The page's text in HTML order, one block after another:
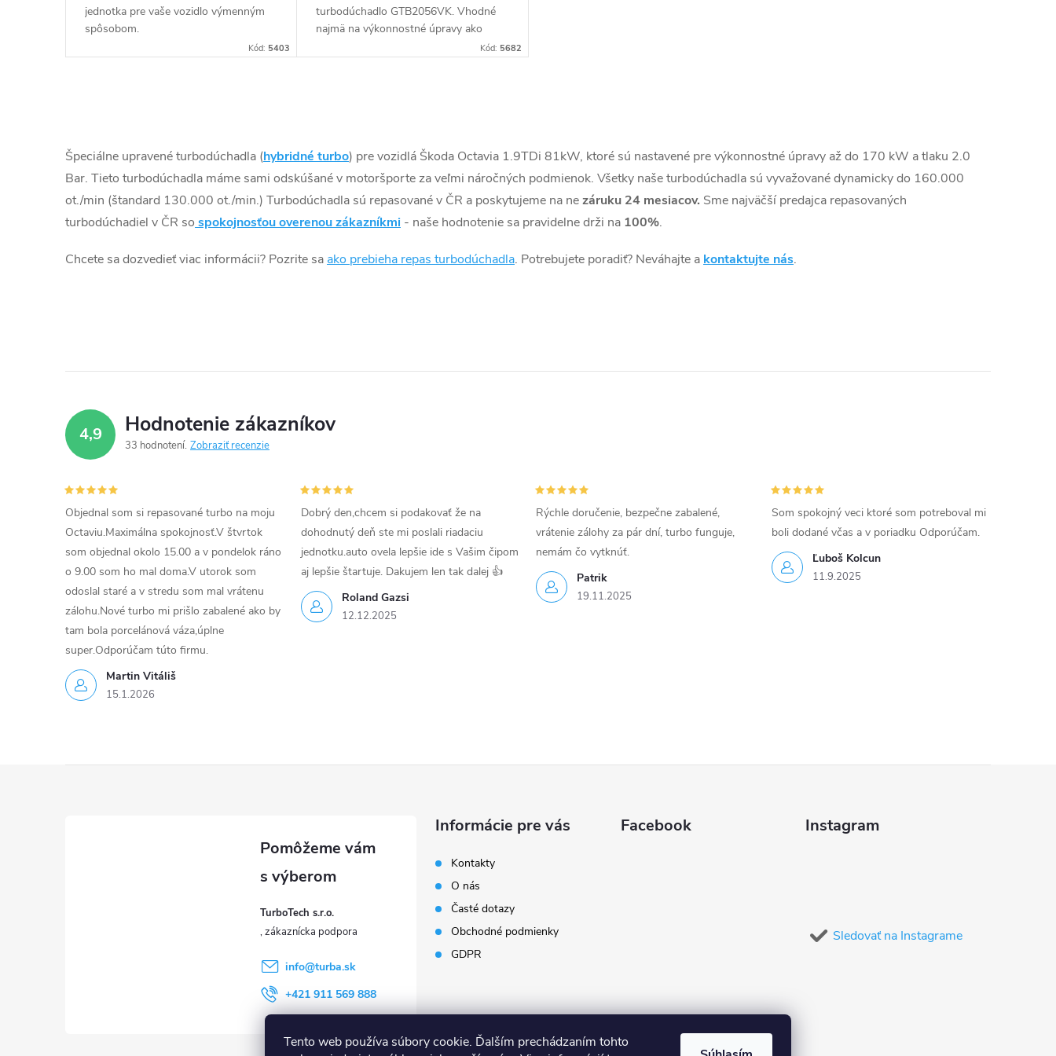
Tento web používa súbory cookie. Ďalším prechádzaním tohto
jednotka pre vaše vozidlo výmenným
spôsobom.
Kód: 5403
turbodúchadlo GTB2056VK. Vhodné
najmä na výkonnostné úpravy ako
Kód: 5682
v
l
á
a
e
r
v
k
y
v
ý
p
i
s
Špeciálne upravené turbodúchadla (hybridné turbo) pre vozidlá Škoda Octavia 1.9TDi 81kW, ktoré sú nastavené pre výkonnostné úpravy až do 170 kW a tlaku 2.0
Bar. Tieto turbodúchadla máme sami odskúšané v motoršporte za veľmi náročných podmienok. Všetky naše turbodúchadla sú vyvažované dynamicky do 160.000
ot./min (štandard 130.000 ot./min.) Turbodúchadla sú repasované v ČR a poskytujeme na nezáruku 24 mesiacov. Sme najväčší predajca repasovaných
turbodúchadiel v ČR so spokojnosťou overenou zákazníkmi - naše hodnotenie sa pravidelne drži na 100%.
Chcete sa dozvedieť viac informácii? Pozrite sa ako prebieha repas turbodúchadla. Potrebujete poradiť? Neváhajte a kontaktujte nás.
4,9 Hodnotenie zákazníkov
33 hodnotení Zobraziť recenzie
Martin Vitáliš
15.1.2026
Objednal som si repasované turbo na moju
Octaviu.Maximálna spokojnosť.V štvrtok
som objednal okolo 15.00 a v pondelok ráno
o 9.00 som ho mal doma.V utorok som
odoslal staré a v stredu som mal vrátenu
zálohu.Nové turbo mi prišlo zabalené ako by
tam bola porcelánová váza,úplne
super.Odporúčam túto firmu.
Roland Gazsi
12.12.2025
Dobrý den,chcem si podakovať že na
dohodnutý deň ste mi poslali riadaciu
jednotku.auto ovela lepšie ide s Vašim čipom
aj lepšie štartuje. Dakujem len tak dalej 👍
Patrik
19.11.2025
Rýchle doručenie, bezpečne zabalené,
vrátenie zálohy za pár dní, turbo funguje,
nemám čo vytknúť.
Ľuboš Kolcun
11.9.2025
Som spokojný veci ktoré som potreboval mi
boli dodané včas a v poriadku Odporúčam.
TurboTech s.r.o.
info@turba.sk
+421 911 569 888
Informácie pre vás
Kontakty
O nás
Časté dotazy
Obchodné podmienky
GDPR
Facebook Instagram
Sledovať na Instagrame